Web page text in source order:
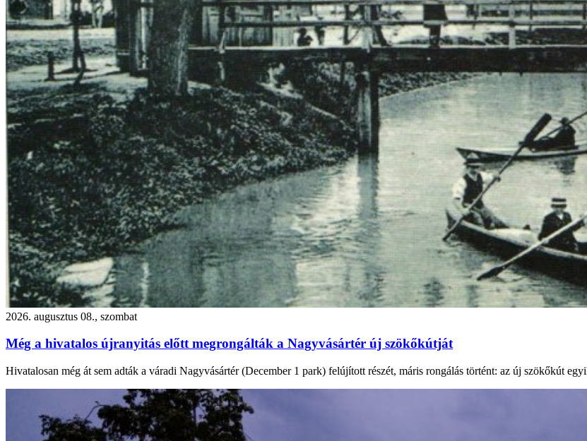
2026. augusztus 08., szombat
Még a hivatalos újranyitás előtt megrongálták a Nagyvásártér új szökőkútját
Hivatalosan még át sem adták a váradi Nagyvásártér (December 1 park) felújított részét, máris rongálás történt: az új szökőkút